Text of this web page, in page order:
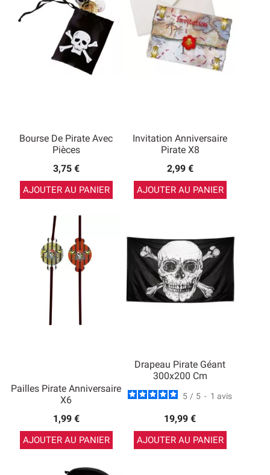
Bourse De Pirate Avec
Pièces
3,75 €
AJOUTER AU PANIER
Invitation Anniversaire
Pirate X8
2,99 €
AJOUTER AU PANIER
Pailles Pirate Anniversaire
X6
1,99 €
AJOUTER AU PANIER
Drapeau Pirate Géant
300x200 Cm
5 / 5 - 1 avis
19,99 €
AJOUTER AU PANIER